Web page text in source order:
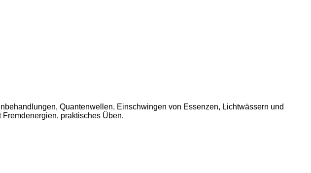
Quantenwellen, Einschwingen von Essenzen, Lichtwässern und
praktisches Üben.